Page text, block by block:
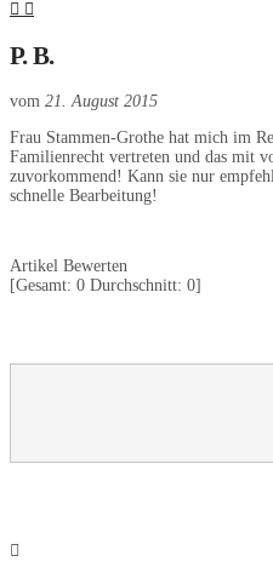
P. B.
vom 21. August 2015
Frau Stammen-Grothe hat mich im
Familienrecht vertreten und das mit
zuvorkommend! Kann sie nur
schnelle Bearbeitung!
Artikel Bewerten
[Gesamt: 0 Durchschnitt: 0]